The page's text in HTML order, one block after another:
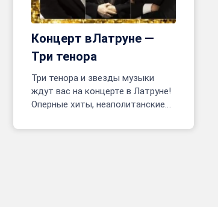
Концерт вЛатруне —
Три тенора
Три тенора и звезды музыки
ждут вас на концерте в Латруне!
Оперные хиты, неаполитанские